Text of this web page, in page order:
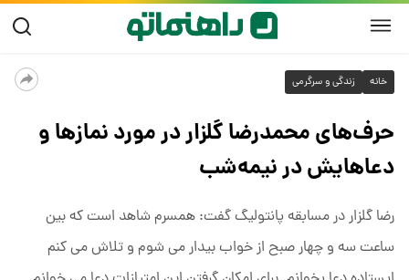
خانه زندگی و سرگرمی
حرف‌های محمدرضا گلزار در مورد نمازها و
دعاهایش در نیمه‌شب
رضا گلزار در مسابقه پانتولیگ گفت: همسرم شاهد است که بین
ساعت سه و چهار صبح از خواب بیدار می شوم و تلاش می کنم